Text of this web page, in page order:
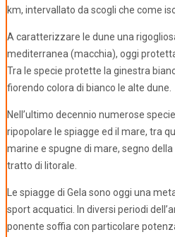
km, intervallato da scogli che come
A caratterizzare le dune una
mediterranea (macchia), oggi
Tra le specie protette la ginestra
fiorendo colora di bianco le alte dune.
Nell’ultimo decennio numerose
ripopolare le spiagge ed il mare, tra
marine e spugne di mare, segno
tratto di litorale.
Le spiagge di Gela sono oggi una
sport acquatici. In diversi periodi
ponente soffia con particolare